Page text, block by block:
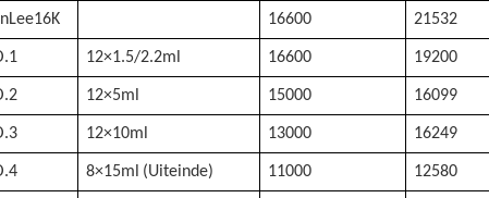
16600 21532
12×1.5/2.2ml 16600 19200
12×5ml 15000 16099
12×10ml 13000 16249
8×15ml (Uiteinde) 11000 12580